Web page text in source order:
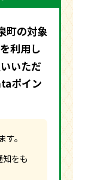
町の対象
利用し
いただ
ポイン
。
知をも